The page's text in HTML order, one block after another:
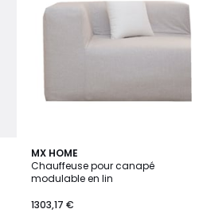
MX HOME
Chauffeuse pour canapé
modulable en lin
1303,17 €